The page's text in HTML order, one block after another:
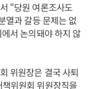
“당원 여론조사도
열과 갈등 문제는 없
서 논의돼야 하지 않
위원장은 결국 사퇴
위원회 위원장직을